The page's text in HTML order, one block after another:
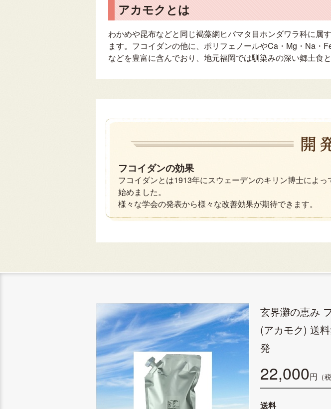
アカモクとは
わかめや昆布などと同じ褐藻網ヒバマタ目ホンダワラ科に属
ます。フコイダンの他に、ポリフェノールやCa・Mg・Na
などを豊富に含んでおり、地元福岡では馴染みの深い郷土食
フコイダンの効果
フコイダンとは1913年にスウェーデンのキリン博士によ
始めました。
様々な学会の発表から様々な改善効果が期待できます。
玄界灘の恵み
(アカモク) 送
発
22,000円 （
送料